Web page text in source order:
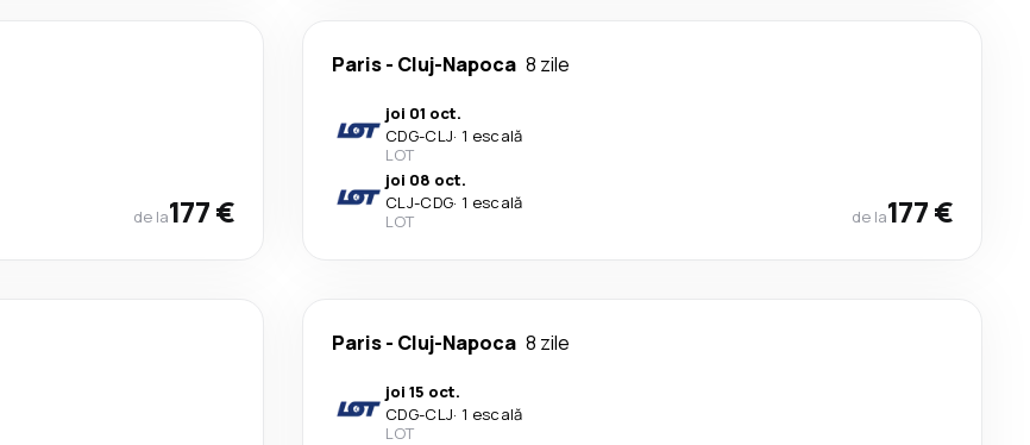
de la177 €
Paris- Cluj-Napoca 8 zile
joi 01 oct.
CDG-CLJ· 1 escală
LOT
joi 08 oct.
CLJ-CDG· 1 escală
LOT
de la177 €
Paris- Cluj-Napoca 8 zile
joi 15 oct.
CDG-CLJ· 1 escală
LOT